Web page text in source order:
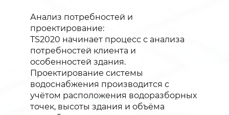
Анализ потребностей и
проектирование:
TS2020 начинает процесс с анализа
потребностей клиента и
особенностей здания.
Проектирование системы
водоснабжения производится с
учётом расположения водоразборных
точек, высоты здания и объёма